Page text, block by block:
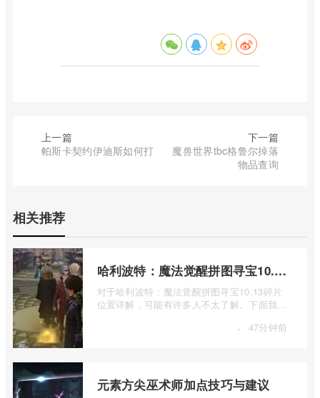
上一篇
帕斯卡契约伊迪斯如何打
下一篇
魔兽世界tbc格鲁尔掉落
物品查询
相关推荐
哈利波特：魔法觉醒拼图寻宝10.13碎片位置详解
对于哈利波特：魔法觉醒拼图寻宝10.13碎片
位置详解，可能有许多人不太了解。下面我将
· 47分钟前
元素方尖巫术师加点技巧与建议